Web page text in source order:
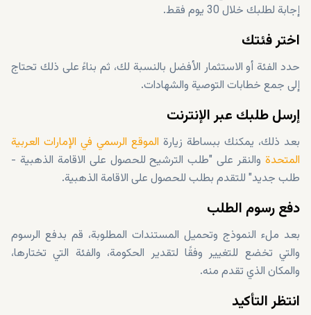
إجابة لطلبك خلال 30 يوم فقط.
اختر فئتك
حدد الفئة أو الاستثمار الأفضل بالنسبة لك، ثم بناءً على ذلك تحتاج
إلى جمع خطابات التوصية والشهادات.
إرسل طلبك عبر الإنترنت
بعد ذلك، يمكنك ببساطة زيارة الموقع الرسمي في الإمارات العربية
المتحدة والنقر على "طلب الترشيح للحصول على الاقامة الذهبية -
طلب جديد" للتقدم بطلب للحصول على الاقامة الذهبية.
دفع رسوم الطلب
بعد ملء النموذج وتحميل المستندات المطلوبة، قم بدفع الرسوم
والتي تخضع للتغيير وفقًا لتقدير الحكومة، والفئة التي تختارها،
والمكان الذي تقدم منه.
انتظر التأكيد